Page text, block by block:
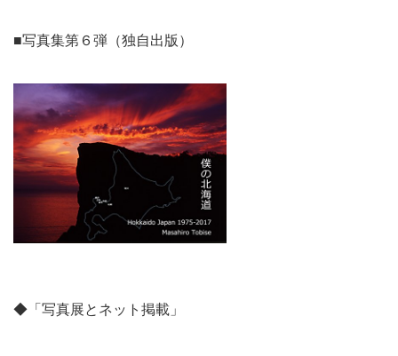
■写真集第６弾（独自出版）
◆「写真展とネット掲載」